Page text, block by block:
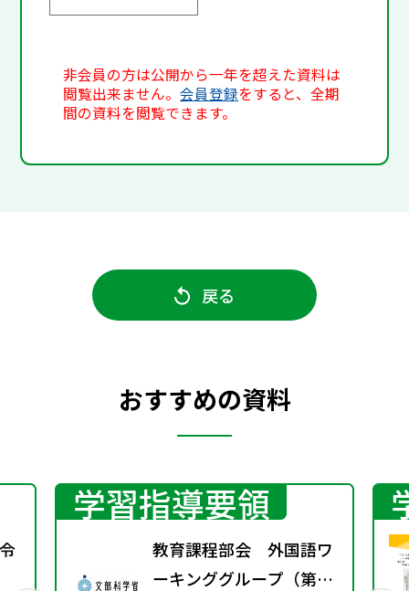
非会員の方は公開から一年を超えた資料は
閲覧出来ません。会員登録をすると、全期
間の資料を閲覧できます。
戻る
おすすめの資料
学習指導要領
教育課程部会 外国語ワ
ーキンググループ（第9